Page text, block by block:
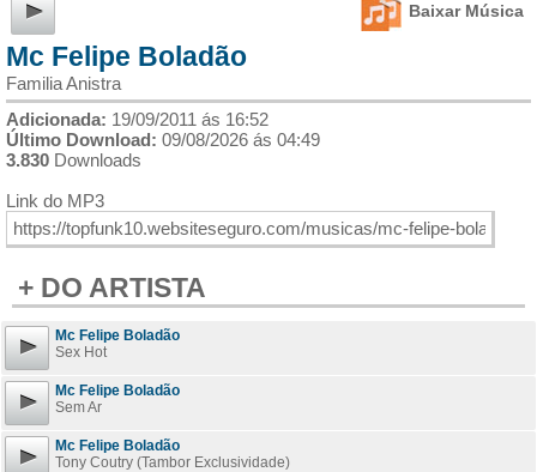
Baixar Música
Mc Felipe Boladão
Familia Anistra
Adicionada: 19/09/2011 ás 16:52
Último Download: 09/08/2026 ás 04:49
3.830 Downloads
Link do MP3
+ DO ARTISTA
Mc Felipe Boladão
Sex Hot
Mc Felipe Boladão
Sem Ar
Mc Felipe Boladão
Tony Coutry (Tambor Exclusividade)